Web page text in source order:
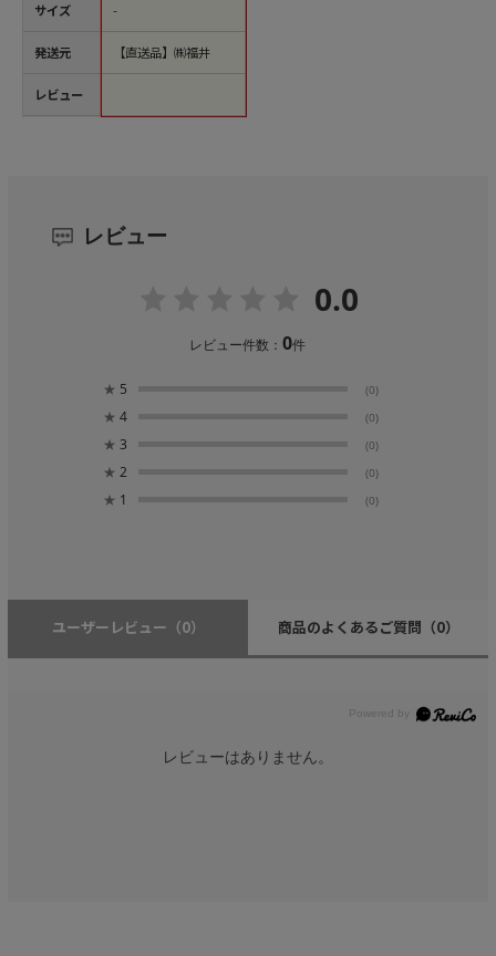
サイズ
発送元
レビュー
-
【直送品】㈱福井
レビュー
0.0
レビュー件数：0件
★ 5 (0)
★ 4 (0)
★ 3 (0)
★ 2 (0)
★ 1 (0)
ユーザーレビュー （0） 商品のよくあるご質問 （0）
レビューはありません。